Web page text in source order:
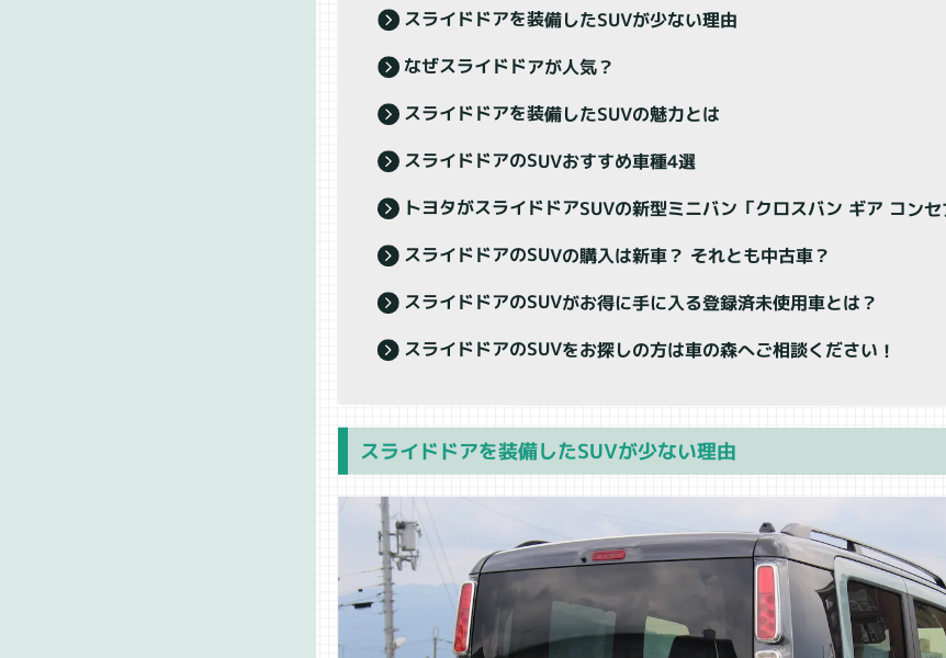
スライドドアを装備したSUVが少ない理由
なぜスライドドアが人気？
スライドドアを装備したSUVの魅力とは
スライドドアのSUVおすすめ車種4選
トヨタがスライドドアSUVの新型ミニバン「クロスバン ギア コンセ
スライドドアのSUVの購入は新車？ それとも中古車？
スライドドアのSUVがお得に手に入る登録済未使用車とは？
スライドドアのSUVをお探しの方は車の森へご相談ください！
スライドドアを装備したSUVが少ない理由